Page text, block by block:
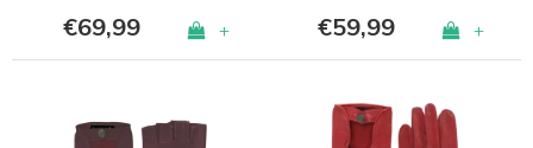
€69,99 + €59,99 +